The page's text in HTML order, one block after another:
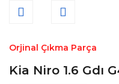
Orjinal Çıkma Parça
Kia Niro 1.6 Gdı